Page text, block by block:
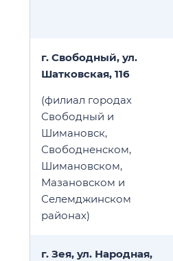
г. Свободный, ул.
Шатковская, 116
(филиал городах
Свободный и
Шимановск,
Свободненском,
Шимановском,
Мазановском и
Селемджинском
районах)
г. Зея, ул. Народная,